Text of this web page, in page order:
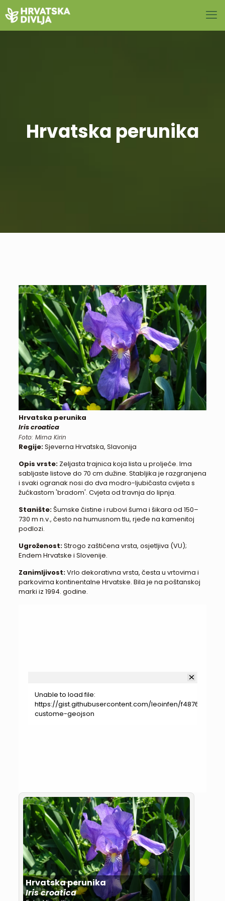
Hrvatska perunika
Hrvatska perunika
Iris croatica
Foto: Mirna Kirin
Regije:Sjeverna Hrvatska, Slavonija
Opis vrste:Zeljasta trajnica koja lista u proljeće. Ima
sabljaste listove do 70 cm dužine. Stabljika je razgranjena
i svaki ogranak nosi do dva modro-ljubičasta cvijeta s
žućkastom 'bradom'. Cvjeta od travnja do lipnja.
Stanište:Šumske čistine i rubovi šuma i šikara od 150–
730 m n.v., često na humusnom tlu, rjeđe na kamenitoj
podlozi.
Ugroženost:Strogo zaštićena vrsta, osjetljiva (VU);
Endem Hrvatske i Slovenije.
Zanimljivost:Vrlo dekorativna vrsta, česta u vrtovima i
parkovima kontinentalne Hrvatske. Bila je na poštanskoj
marki iz 1994. godine.
Unable to load file:
https://gist.githubusercontent.com/leoinfen/
custome-geojson
Hrvatska perunika
Iris croatica